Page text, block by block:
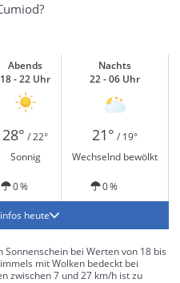
Abends
18 - 22 Uhr
Nachts
22 - 06 Uhr
28° / 22° 21° / 19°
Sonnig Wechselnd bewölkt
0 % 0 %
heute
bei Werten von 18 bis
mit Wolken bedeckt bei
zwischen 7 und 27 km/h ist zu